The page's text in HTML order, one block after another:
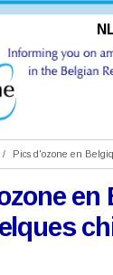
Pics d'ozone en
en